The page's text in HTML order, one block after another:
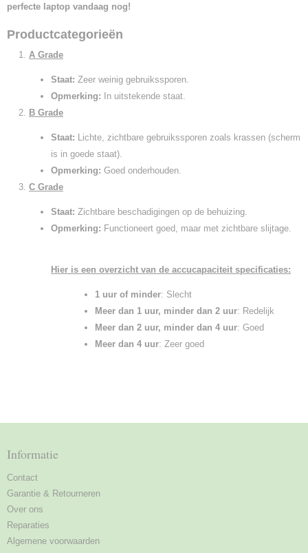
perfecte laptop vandaag nog!
Productcategorieën
A Grade
Staat: Zeer weinig gebruikssporen.
Opmerking: In uitstekende staat.
B Grade
Staat: Lichte, zichtbare gebruikssporen zoals krassen (scherm
is in goede staat).
Opmerking: Goed onderhouden.
C Grade
Staat: Zichtbare beschadigingen op de behuizing.
Opmerking: Functioneert goed, maar met zichtbare slijtage.
Hier is een overzicht van de accucapaciteit specificaties:
1 uur of minder: Slecht
Meer dan 1 uur, minder dan 2 uur: Redelijk
Meer dan 2 uur, minder dan 4 uur: Goed
Meer dan 4 uur: Zeer goed
Informatie
Contact
Garantie & Retourneren
Over ons
Reparaties
Algemene voorwaarden